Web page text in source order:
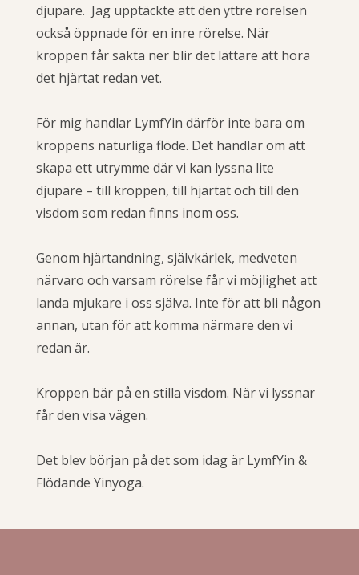
djupare. Jag upptäckte att den yttre rörelsen
också öppnade för en inre rörelse. När
kroppen får sakta ner blir det lättare att höra
det hjärtat redan vet.
För mig handlar LymfYin därför inte bara om
kroppens naturliga flöde. Det handlar om att
skapa ett utrymme där vi kan lyssna lite
djupare – till kroppen, till hjärtat och till den
visdom som redan finns inom oss.
Genom hjärtandning, självkärlek, medveten
närvaro och varsam rörelse får vi möjlighet att
landa mjukare i oss själva. Inte för att bli någon
annan, utan för att komma närmare den vi
redan är.
Kroppen bär på en stilla visdom. När vi lyssnar
får den visa vägen.
Det blev början på det som idag är LymfYin &
Flödande Yinyoga.